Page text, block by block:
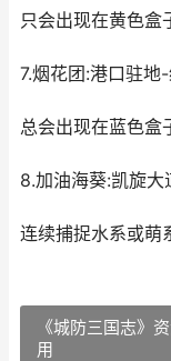
只会出现在黄色盒
7.烟花团:港口驻
总会出现在蓝色盒
8.加油海葵:凯旋
连续捕捉水系或萌
《城防三国志》
用